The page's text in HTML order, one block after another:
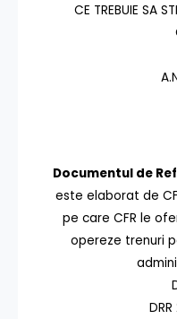
CE TREBUIE SA
Documentul de
este elaborat de
pe care CFR le
opereze trenuri